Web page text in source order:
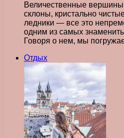
Величественные
склоны, кристально
ледники — все это
одним из самых
Говоря о нем, мы
Отдых